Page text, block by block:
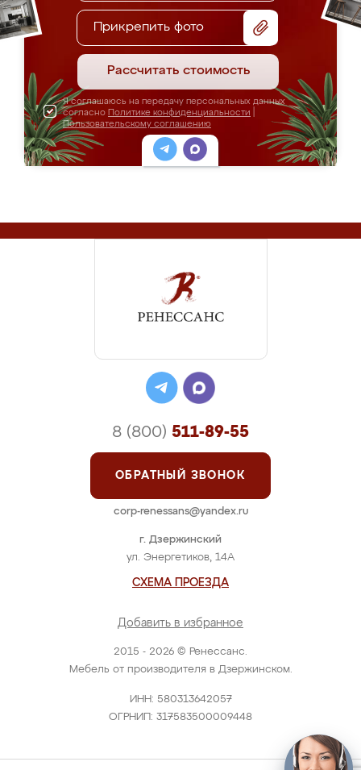
Прикрепить фото
Рассчитать стоимость
Я соглашаюсь на передачу персональных данных
согласно Политике конфиденциальности
Пользовательскому соглашению
2015 - 2026 © Ренессанс.
Мебель от производителя в Дзержинском.
ИНН: 580313642057
ОГРНИП: 317583500009448
г. Дзержинский
ул. Энергетиков, 14А
СХЕМА ПРОЕЗДА
Добавить в избранное
8 (800) 511-89-55
ОБРАТНЫЙ ЗВОНОК
corp-renessans@yandex.ru